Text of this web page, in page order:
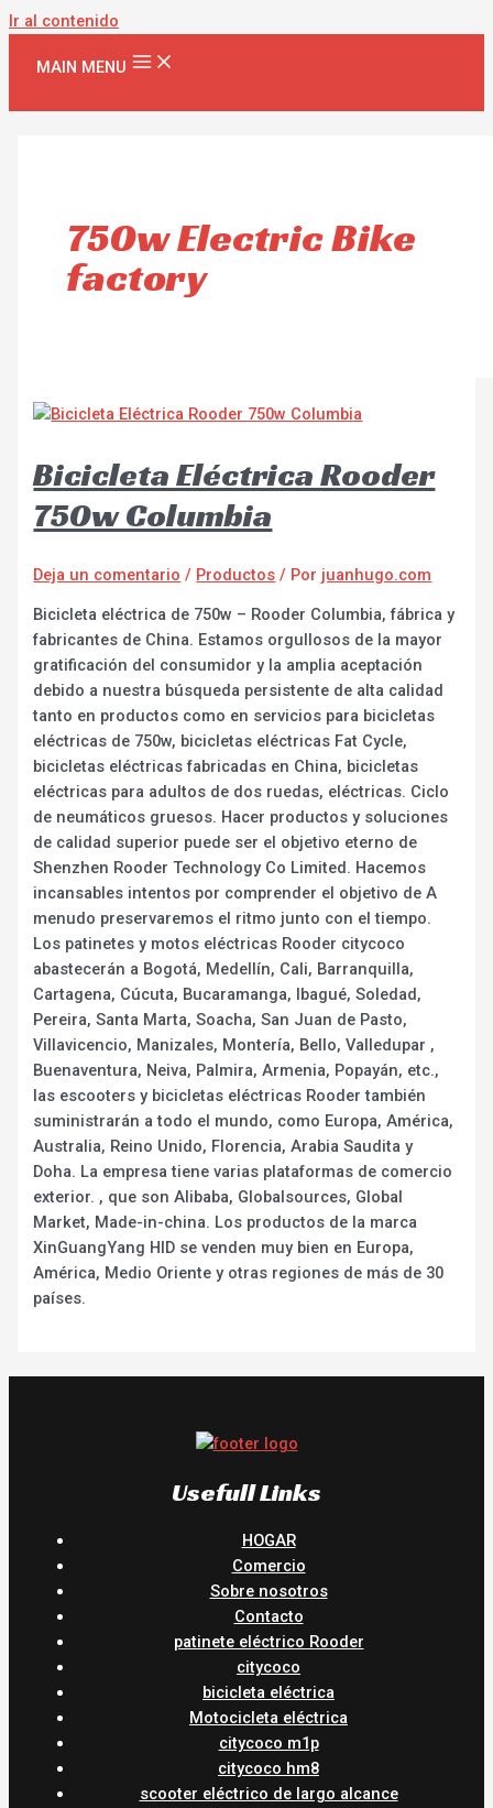
Ir al contenido
MAIN MENU
750w Electric Bike
factory
Bicicleta Eléctrica Rooder
750w Columbia
Deja un comentario / Productos / Por juanhugo.com
Bicicleta eléctrica de 750w – Rooder Columbia, fábrica y
fabricantes de China. Estamos orgullosos de la mayor
gratificación del consumidor y la amplia aceptación
debido a nuestra búsqueda persistente de alta calidad
tanto en productos como en servicios para bicicletas
eléctricas de 750w, bicicletas eléctricas Fat Cycle,
bicicletas eléctricas fabricadas en China, bicicletas
eléctricas para adultos de dos ruedas, eléctricas. Ciclo
de neumáticos gruesos. Hacer productos y soluciones
de calidad superior puede ser el objetivo eterno de
Shenzhen Rooder Technology Co Limited. Hacemos
incansables intentos por comprender el objetivo de A
menudo preservaremos el ritmo junto con el tiempo.
Los patinetes y motos eléctricas Rooder citycoco
abastecerán a Bogotá, Medellín, Cali, Barranquilla,
Cartagena, Cúcuta, Bucaramanga, Ibagué, Soledad,
Pereira, Santa Marta, Soacha, San Juan de Pasto,
Villavicencio, Manizales, Montería, Bello, Valledupar ,
Buenaventura, Neiva, Palmira, Armenia, Popayán, etc.,
las escooters y bicicletas eléctricas Rooder también
suministrarán a todo el mundo, como Europa, América,
Australia, Reino Unido, Florencia, Arabia Saudita y
Doha. La empresa tiene varias plataformas de comercio
exterior. , que son Alibaba, Globalsources, Global
Market, Made-in-china. Los productos de la marca
XinGuangYang HID se venden muy bien en Europa,
América, Medio Oriente y otras regiones de más de 30
países.
Usefull Links
HOGAR
Comercio
Sobre nosotros
Contacto
patinete eléctrico Rooder
citycoco
bicicleta eléctrica
Motocicleta eléctrica
citycoco m1p
citycoco hm8
scooter eléctrico de largo alcance